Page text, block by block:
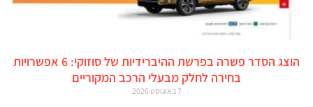
הוצג הסדר פשרה בפרשת ההיברידיות של סוזוקי: 6 אפשרויות
בחירה לחלק מבעלי הרכב המקוריים
7 באוגוסט 2026